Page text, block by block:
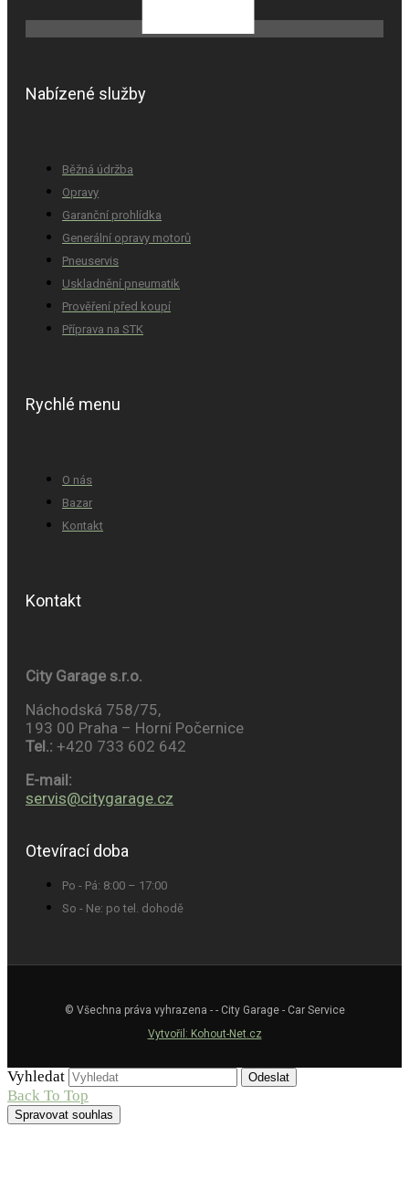
Nabízené služby
Běžná údržba
Opravy
Garanční prohlídka
Generální opravy motorů
Pneuservis
Uskladnění pneumatik
Prověření před koupí
Příprava na STK
Rychlé menu
O nás
Bazar
Kontakt
Kontakt
City Garage s.r.o.
Náchodská 758/75,
193 00 Praha – Horní Počernice
Tel.: +420 733 602 642
E-mail:
servis@citygarage.cz
Otevírací doba
Po - Pá: 8:00 – 17:00
So - Ne: po tel. dohodě
© Všechna práva vyhrazena - - City Garage - Car Service
Vytvořil: Kohout-Net.cz
Vyhledat Odeslat
Back To Top
Spravovat souhlas